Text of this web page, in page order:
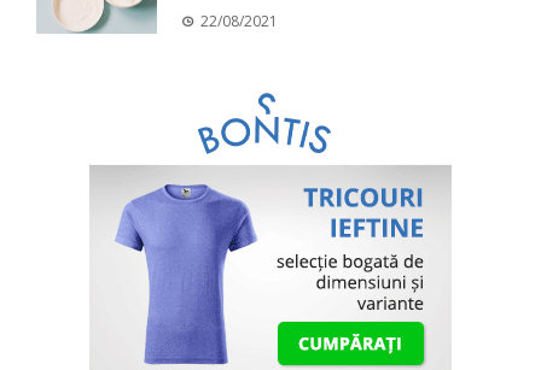
22/08/2021